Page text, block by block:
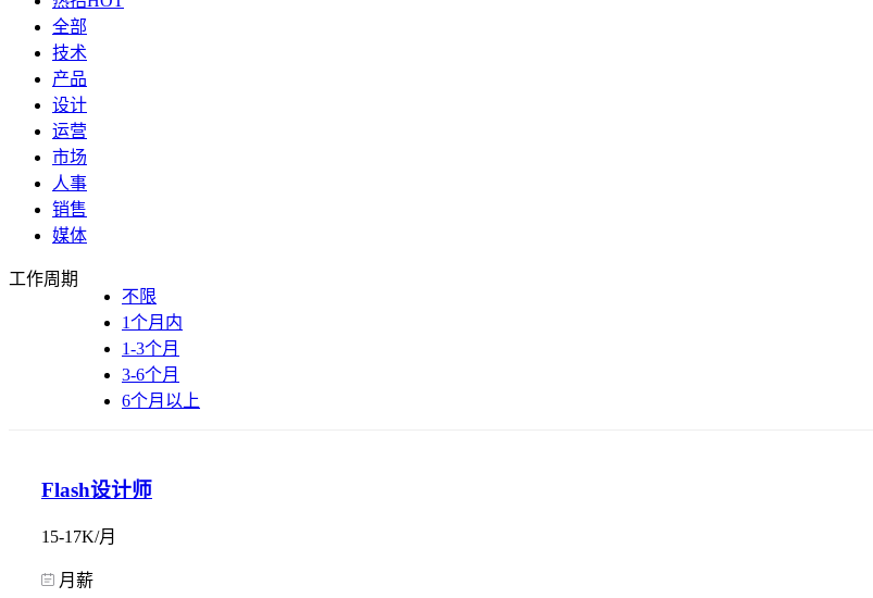
全部
技术
产品
设计
运营
市场
人事
销售
媒体
工作周期
不限
1个月内
1-3个月
3-6个月
6个月以上
Flash设计师
15-17K/月
月薪